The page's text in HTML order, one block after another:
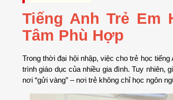
Tiếng Anh Trẻ Em
Tâm Phù Hợp
Trong thời đại hội nhập, việc cho trẻ học
trình giáo dục của nhiều gia đình. Tuy nhiên,
nơi “gửi vàng” – nơi trẻ không chỉ học ngôn